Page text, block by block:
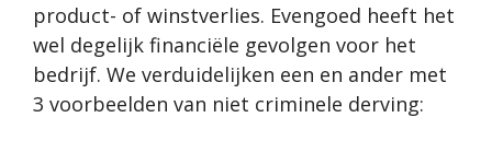
product- of winstverlies. Evengoed heeft het
wel degelijk financiële gevolgen voor het
bedrijf. We verduidelijken een en ander met
3 voorbeelden van niet criminele derving: